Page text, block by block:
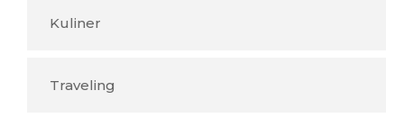
Kuliner
Traveling